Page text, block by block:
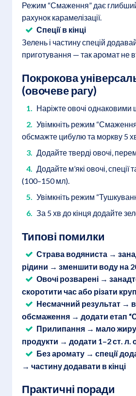
Режим “Смаження” дає
рахунок карамелізації.
Спеції в кінці
Зелень і частину спецій
приготування — так аромат не
Покрокова
(овочеве рагу)
Наріжте овочі однаковими
Увімкніть режим
обсмажте цибулю та моркву 5
Додайте тверді овочі,
Додайте м’які овочі, спеції
(100–150 мл).
Увімкніть режим
За 5 хв до кінця додайте
Типові помилки
Страва водяниста →
рідини → зменшити воду на
Овочі розварені →
скоротити час або різати
Несмачний результат →
обсмаження → додати етап
Прилипання → мало жиру
продукти → додати 1–2 ст. л.
Без аромату → спеції
→ частину додавати в кінці
Практичні поради